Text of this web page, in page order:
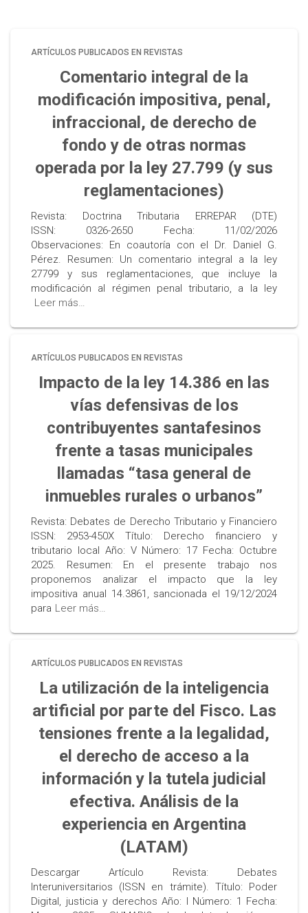
ARTÍCULOS PUBLICADOS EN REVISTAS
Comentario integral de la
modificación impositiva, penal,
infraccional, de derecho de
fondo y de otras normas
operada por la ley 27.799 (y sus
reglamentaciones)
Revista: Doctrina Tributaria ERREPAR (DTE)
ISSN: 0326-2650 Fecha: 11/02/2026
Observaciones: En coautoría con el Dr. Daniel G.
Pérez. Resumen: Un comentario integral a la ley
27799 y sus reglamentaciones, que incluye la
modificación al régimen penal tributario, a la ley
Leer más…
ARTÍCULOS PUBLICADOS EN REVISTAS
Impacto de la ley 14.386 en las
vías defensivas de los
contribuyentes santafesinos
frente a tasas municipales
llamadas “tasa general de
inmuebles rurales o urbanos”
Revista: Debates de Derecho Tributario y Financiero
ISSN: 2953-450X Título: Derecho financiero y
tributario local Año: V Número: 17 Fecha: Octubre
2025. Resumen: En el presente trabajo nos
proponemos analizar el impacto que la ley
impositiva anual 14.3861, sancionada el 19/12/2024
para Leer más…
ARTÍCULOS PUBLICADOS EN REVISTAS
La utilización de la inteligencia
artificial por parte del Fisco. Las
tensiones frente a la legalidad,
el derecho de acceso a la
información y la tutela judicial
efectiva. Análisis de la
experiencia en Argentina
(LATAM)
Descargar Artículo Revista: Debates
Interuniversitarios (ISSN en trámite). Título: Poder
Digital, justicia y derechos Año: I Número: 1 Fecha: